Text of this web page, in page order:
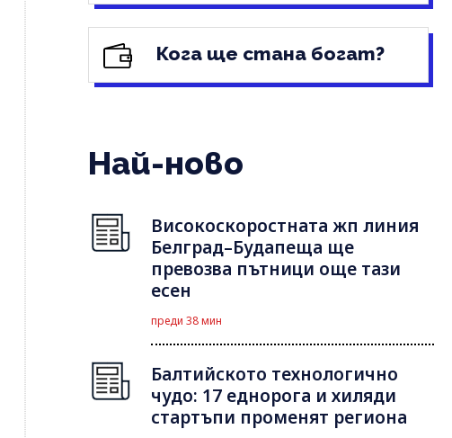
Кога ще стана богат?
Най-ново
Високоскоростната жп линия
Белград–Будапеща ще
превозва пътници още тази
есен
преди 38 мин
Балтийското технологично
чудо: 17 еднорога и хиляди
стартъпи променят региона